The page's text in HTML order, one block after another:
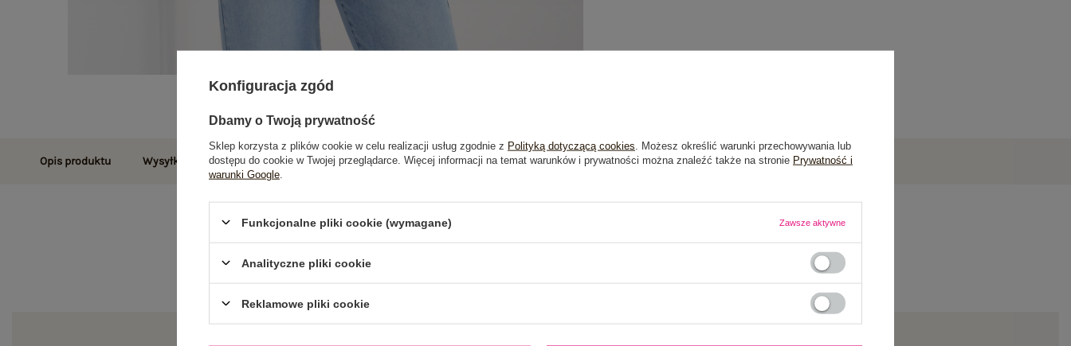
Opis produktu Wysyłka i dostawa Zwroty i reklamacje Opinie o produkcie(1)
Konfiguracja zgód
Dbamy o Twoją prywatność
Sklep korzysta z plików cookie w celu realizacji usług zgodnie z Polityką dotyczącą cookies . Możesz określić warunki przechowywania lub
dostępu do cookie w Twojej przeglądarce. Więcej informacji na temat warunków i prywatności można znaleźć także na stronie Prywatność i
warunki Google
Funkcjonalne pliki cookie (wymagane) Zawsze aktywne
Analityczne pliki cookie
Reklamowe pliki cookie